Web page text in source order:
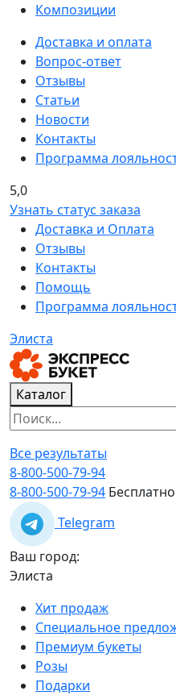
Композиции
Доставка и оплата
Вопрос-ответ
Отзывы
Статьи
Новости
Контакты
Программа
5,0
Узнать статус заказа
Доставка и Оплата
Отзывы
Контакты
Помощь
Программа
Элиста
Каталог
Все результаты
8-800-500-79-94
8-800-500-79-94
Telegram
Ваш город:
Элиста
Хит продаж
Специальное
Премиум букеты
Розы
Подарки